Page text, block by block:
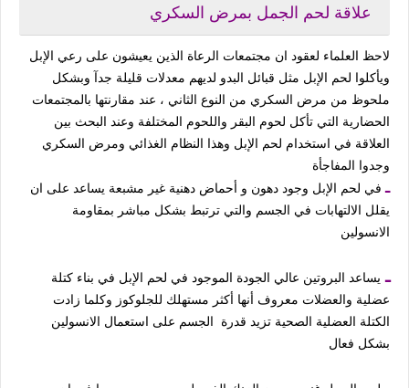
علاقة لحم الجمل بمرض السكري
لاحظ العلماء لعقود ان مجتمعات الرعاة الذين يعيشون على رعي الإبل
ويأكلوا لحم الإبل مثل قبائل البدو لديهم معدلات قليلة جدآ وبشكل
ملحوظ من مرض السكري من النوع الثاني ، عند مقارنتها بالمجتمعات
الحضارية التي تأكل لحوم البقر واللحوم المختلفة وعند البحث بين
العلاقة في استخدام لحم الإبل وهذا النظام الغذائي ومرض السكري
وجدوا المفاجأة
ـ في لحم الإبل وجود دهون و أحماض دهنية غير مشبعة يساعد على ان
يقلل الالتهابات في الجسم والتي ترتبط بشكل مباشر بمقاومة
الانسولين
ـ يساعد البروتين عالي الجودة الموجود في لحم الإبل في بناء كتلة
عضلية والعضلات معروف أنها أكثر مستهلك للجلوكوز وكلما زادت
الكتلة العضلية الصحية تزيد قدرة الجسم على استعمال الانسولين
بشكل فعال